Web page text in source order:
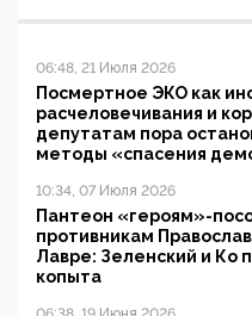
06:48, 21 Июля 2026
Посмертное ЭКО как
расчеловечивания и
депутатам пора
методы «спасения
10:34, 07 Июля 2026
Пантеон «героям»-
противникам
Лавре: Зеленский и Ко
копыта